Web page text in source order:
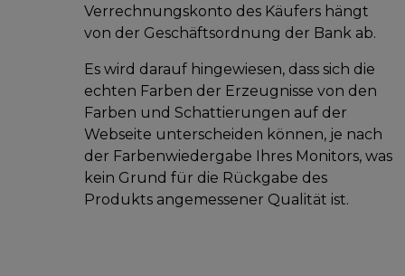
Verrechnungskonto des Käufers hängt
von der Geschäftsordnung der Bank ab.
Es wird darauf hingewiesen, dass sich die
echten Farben der Erzeugnisse von den
Farben und Schattierungen auf der
Webseite unterscheiden können, je nach
der Farbenwiedergabe Ihres Monitors, was
kein Grund für die Rückgabe des
Produkts angemessener Qualität ist.